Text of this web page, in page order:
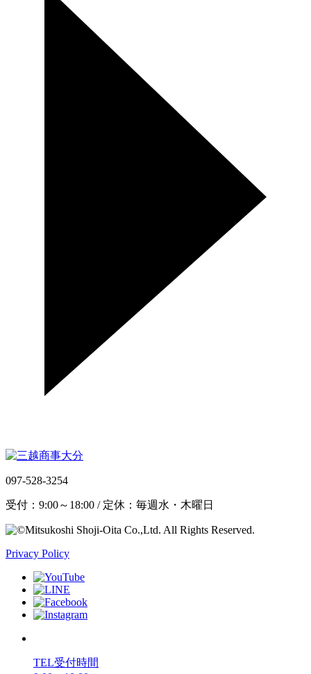
097-528-3254
受付：9:00～18:00 / 定休：毎週水・木曜日
Privacy Policy
TEL受付時間